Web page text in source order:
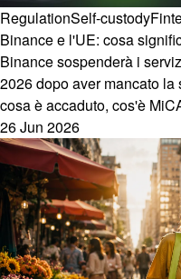
RegulationSelf-custody
Binance e l'UE: cosa
Binance sospenderà i
2026 dopo aver mancato
cosa è accaduto, cos'è
26 Jun 2026